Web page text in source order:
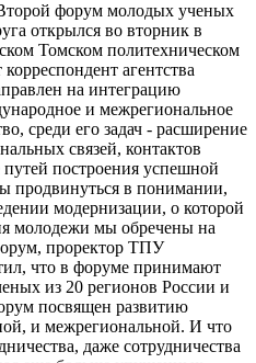
форум молодых ученых
открылся во вторник в
Томском политехническом
агентства
на интеграцию
и межрегиональное
среди его задач - расширение
связей, контактов
построения успешной
продвинуться в понимании,
модернизации, о которой
молодежи мы обречены на
проректор ТПУ
что в форуме принимают
из 20 регионов России и
посвящен развитию
и межрегиональной. И что
даже сотрудничества